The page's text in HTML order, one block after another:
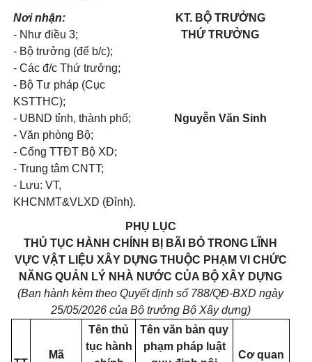
Nơi nhận:
- Như điều 3;
- Bộ trưởng (để b/c);
- Các đ/c Thứ trưởng;
- Bộ Tư pháp (Cục
KSTTHC);
- UBND tỉnh, thành phố;
- Văn phòng Bộ;
- Cổng TTĐT Bộ XD;
- Trung tâm CNTT;
- Lưu: VT,
KHCNMT&VLXD (Đỉnh).
KT. BỘ TRƯỞNG
THỨ TRƯỞNG
Nguyễn Văn Sinh
PHỤ LỤC
THỦ TỤC HÀNH CHÍNH BỊ BÃI BỎ TRONG LĨNH
VỰC VẬT LIỆU XÂY DỰNG THUỘC PHẠM VI CHỨC
NĂNG QUẢN LÝ NHÀ NƯỚC CỦA BỘ XÂY DỰNG
(Ban hành kèm theo Quyết định số 788/QĐ-BXD ngày
25/05/2026 của Bộ trưởng Bộ Xây dựng)
Mã
Tên thủ
tục hành
Tên văn bản quy
phạm pháp luật
Cơ quan